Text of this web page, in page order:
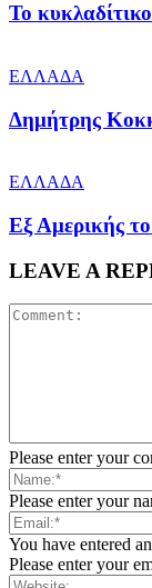
Το
ΕΛΛΑΔΑ
Δημήτρης
ΕΛΛΑΔΑ
Εξ Αμερικής
LEAVE A
Please enter your
Please enter your
You have entered
Please enter your